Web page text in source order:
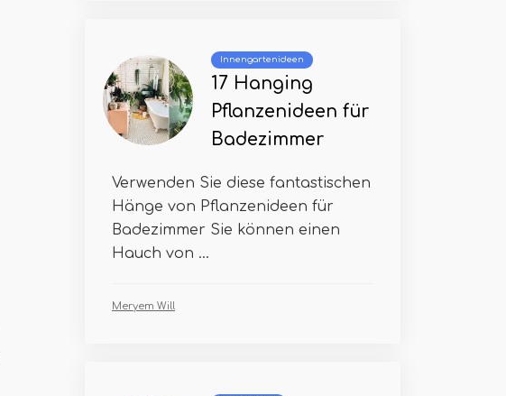
Innengartenideen
17 Hanging
Pflanzenideen für
Badezimmer
Verwenden Sie diese fantastischen
Hänge von Pflanzenideen für
Badezimmer Sie können einen
Hauch von ...
Meryem Will